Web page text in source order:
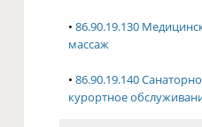
• 86.90.19.130
массаж
• 86.90.19.140
курортное